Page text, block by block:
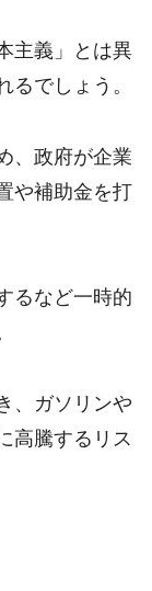
主義」とは異
るでしょう。
、政府が企業
や補助金を打
るなど一時的
、ガソリンや
高騰するリス